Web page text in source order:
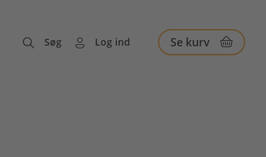
Søg Log ind Se kurv